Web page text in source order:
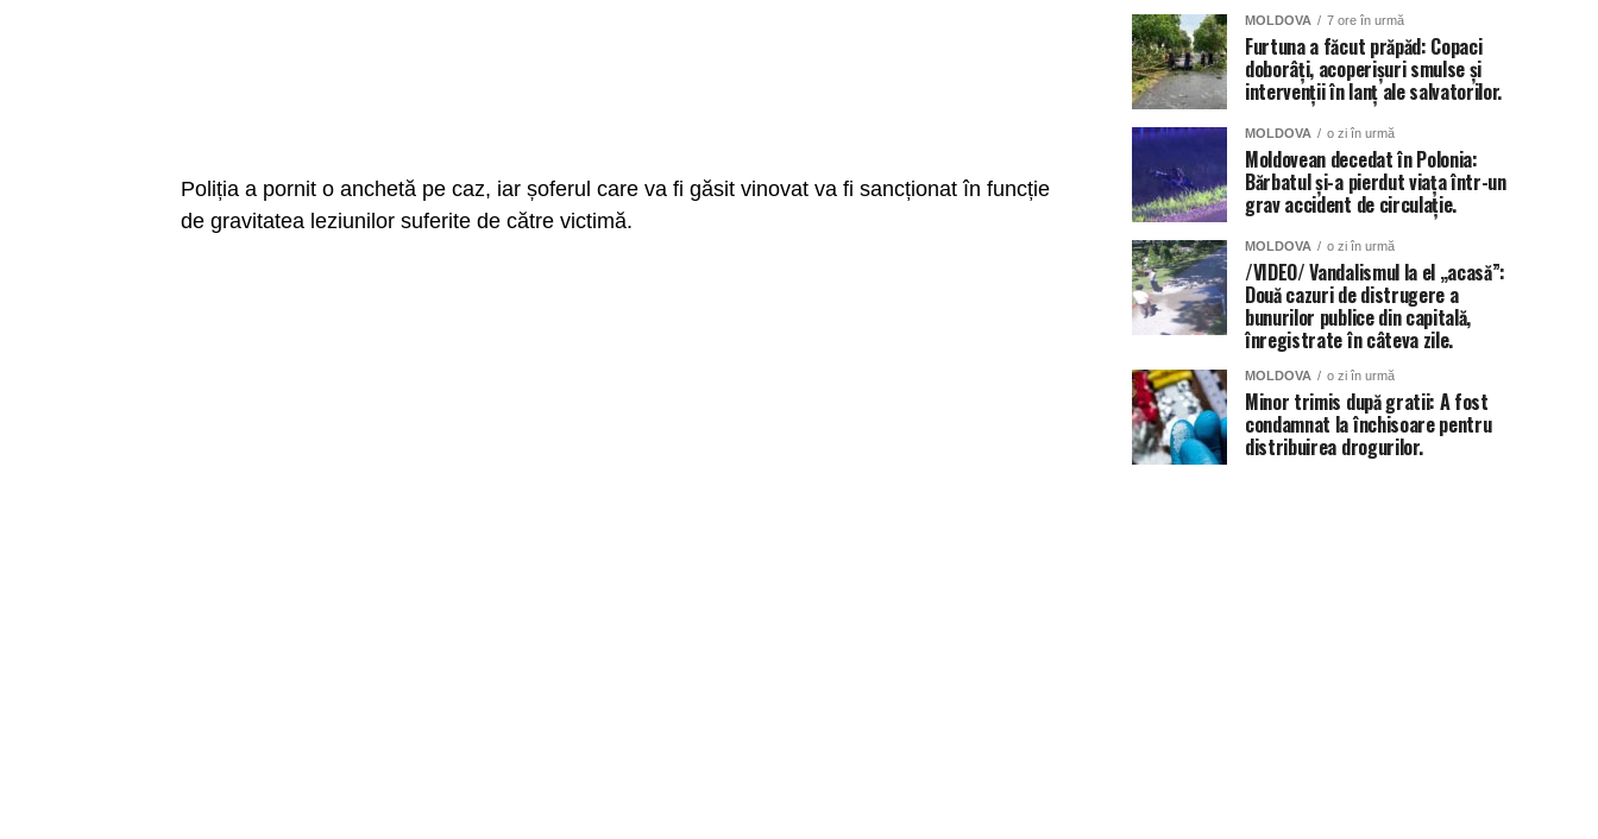
Poliția a pornit o anchetă pe caz, iar șoferul care va fi găsit vinovat va fi sancționat în funcție
de gravitatea leziunilor suferite de către victimă.
MOLDOVA 7 ore în urmă
Furtuna a făcut prăpăd: Copaci
doborâți, acoperișuri smulse și
intervenții în lanț ale salvatorilor.
MOLDOVA o zi în urmă
Moldovean decedat în Polonia:
Bărbatul și-a pierdut viața într-un
grav accident de circulație.
MOLDOVA o zi în urmă
/VIDEO/ Vandalismul la el „acasă”:
Două cazuri de distrugere a
bunurilor publice din capitală,
înregistrate în câteva zile.
MOLDOVA o zi în urmă
Minor trimis după gratii: A fost
condamnat la închisoare pentru
distribuirea drogurilor.